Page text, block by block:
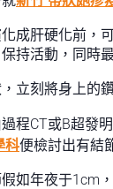
成肝硬化前，
持活動，同時
立刻將身上的
程CT或B超發
科便檢討出有結
如年夜于1cm